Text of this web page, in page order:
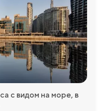
с видом на море, в